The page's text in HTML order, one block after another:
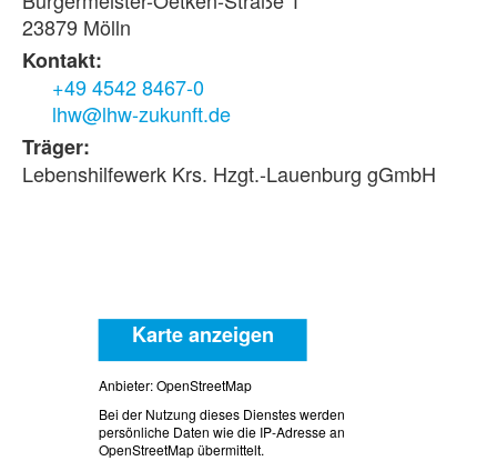
23879 Mölln
Kontakt:
+49 4542 8467-0
lhw@lhw-zukunft.de
Träger:
Lebenshilfewerk Krs. Hzgt.-Lauenburg gGmbH
Karte anzeigen
Anbieter: OpenStreetMap
Bei der Nutzung dieses Dienstes werden
persönliche Daten wie die IP-Adresse an
OpenStreetMap übermittelt.